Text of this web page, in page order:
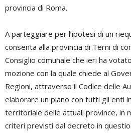
provincia di Roma.
A parteggiare per l’ipotesi di un
consenta alla provincia di Terni di
Consiglio comunale che ieri ha
mozione con la quale chiede al
Regioni, attraverso il Codice delle
elaborare un piano con tutti gli enti
territoriale delle attuali province, in
criteri previsti dal decreto in